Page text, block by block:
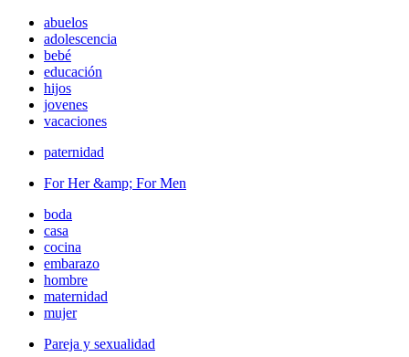
abuelos
adolescencia
bebé
educación
hijos
jovenes
vacaciones
paternidad
For Her &amp; For Men
boda
casa
cocina
embarazo
hombre
maternidad
mujer
Pareja y sexualidad